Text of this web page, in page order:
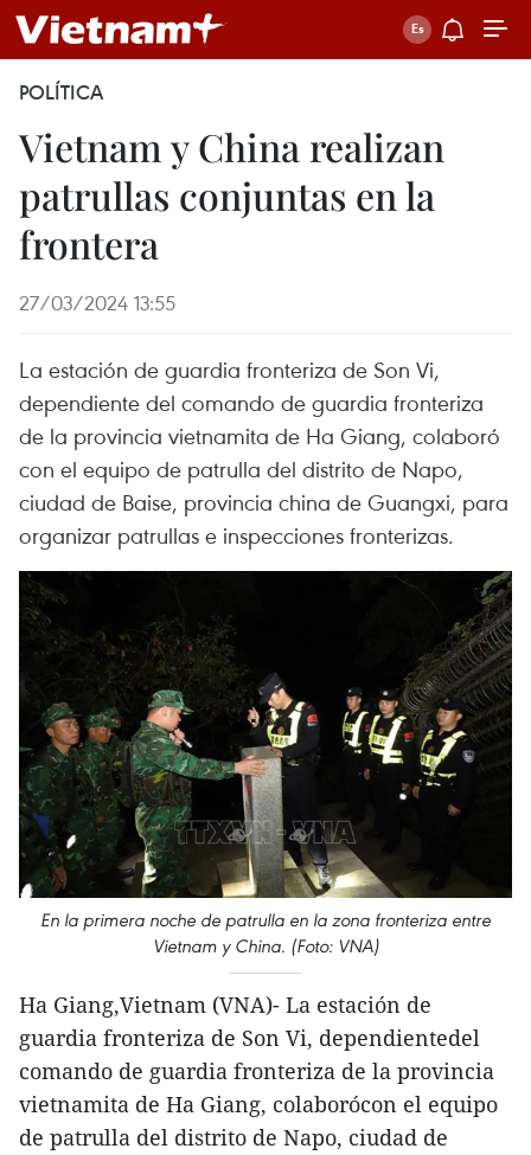
POLÍTICA
Vietnam y China realizan
patrullas conjuntas en la
frontera
27/03/2024 13:55
La estación de guardia fronteriza de Son Vi,
dependiente del comando de guardia fronteriza
de la provincia vietnamita de Ha Giang, colaboró
con el equipo de patrulla del distrito de Napo,
ciudad de Baise, provincia china de Guangxi, para
organizar patrullas e inspecciones fronterizas.
En la primera noche de patrulla en la zona fronteriza entre
Vietnam y China. (Foto: VNA)
Ha Giang,Vietnam (VNA)- La estación de
guardia fronteriza de Son Vi, dependientedel
comando de guardia fronteriza de la provincia
vietnamita de Ha Giang, colaborócon el equipo
de patrulla del distrito de Napo, ciudad de